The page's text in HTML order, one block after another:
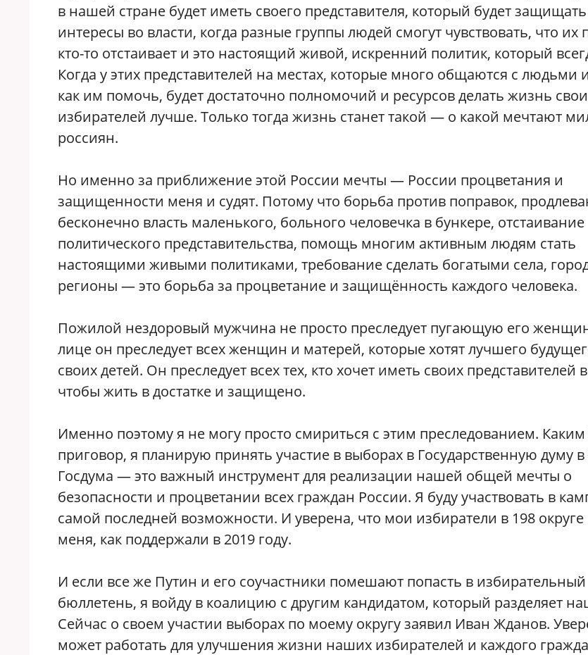
в нашей стране будет иметь своего представителя, который будет защищать
интересы во власти, когда разные группы людей смогут чувствовать, что их
кто-то отстаивает и это настоящий живой, искренний политик, который
Когда у этих представителей на местах, которые много общаются с людьми
как им помочь, будет достаточно полномочий и ресурсов делать жизнь
избирателей лучше. Только тогда жизнь станет такой — о какой мечтают
россиян.
Но именно за приближение этой России мечты — России процветания и
защищенности меня и судят. Потому что борьба против поправок,
бесконечно власть маленького, больного человечка в бункере, отстаивание
политического представительства, помощь многим активным людям стать
настоящими живыми политиками, требование сделать богатыми села,
регионы — это борьба за процветание и защищённость каждого человека.
Пожилой нездоровый мужчина не просто преследует пугающую его
лице он преследует всех женщин и матерей, которые хотят лучшего
своих детей. Он преследует всех тех, кто хочет иметь своих представителей
чтобы жить в достатке и защищено.
Именно поэтому я не могу просто смириться с этим преследованием.
приговор, я планирую принять участие в выборах в Государственную думу в
Госдума — это важный инструмент для реализации нашей общей мечты о
безопасности и процветании всех граждан России. Я буду участвовать в
самой последней возможности. И уверена, что мои избиратели в 198
меня, как поддержали в 2019 году.
И если все же Путин и его соучастники помешают попасть в избирательный
бюллетень, я войду в коалицию с другим кандидатом, который разделяет
Сейчас о своем участии выборах по моему округу заявил Иван Жданов.
может работать для улучшения жизни наших избирателей и каждого